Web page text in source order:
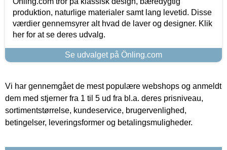
produktion, naturlige materialer samt lang levetid. Disse
værdier gennemsyrer alt hvad de laver og designer. Klik
her for at se deres udvalg.
Se udvalget på Önling.com
Vi har gennemgået de mest populære webshops og anmeldt
dem med stjerner fra 1 til 5 ud fra bl.a. deres prisniveau,
sortimentstørrelse, kundeservice, brugervenlighed,
betingelser, leveringsformer og betalingsmuligheder.